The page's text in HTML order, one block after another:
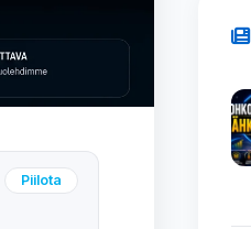
Piilota